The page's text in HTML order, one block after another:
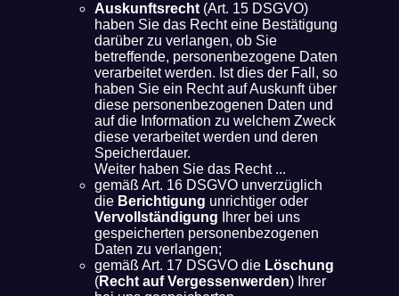
Auskunftsrecht (Art. 15 DSGVO)
haben Sie das Recht eine Bestätigung
darüber zu verlangen, ob Sie
betreffende, personenbezogene Daten
verarbeitet werden. Ist dies der Fall, so
haben Sie ein Recht auf Auskunft über
diese personenbezogenen Daten und
auf die Information zu welchem Zweck
diese verarbeitet werden und deren
Speicherdauer.
Weiter haben Sie das Recht ...
gemäß Art. 16 DSGVO unverzüglich
die Berichtigung unrichtiger oder
Vervollständigung Ihrer bei uns
gespeicherten personenbezogenen
Daten zu verlangen;
gemäß Art. 17 DSGVO die Löschung
(Recht auf Vergessenwerden) Ihrer